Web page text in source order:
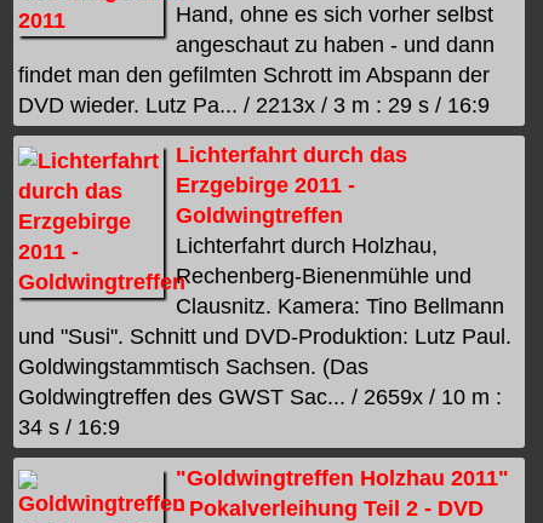
Hand, ohne es sich vorher selbst
angeschaut zu haben - und dann
findet man den gefilmten Schrott im Abspann der
DVD wieder. Lutz Pa... / 2213x / 3 m : 29 s / 16:9
Lichterfahrt durch das
Erzgebirge 2011 -
Goldwingtreffen
Lichterfahrt durch Holzhau,
Rechenberg-Bienenmühle und
Clausnitz. Kamera: Tino Bellmann
und "Susi". Schnitt und DVD-Produktion: Lutz Paul.
Goldwingstammtisch Sachsen. (Das
Goldwingtreffen des GWST Sac... / 2659x / 10 m :
34 s / 16:9
"Goldwingtreffen Holzhau 2011"
- Pokalverleihung Teil 2 - DVD